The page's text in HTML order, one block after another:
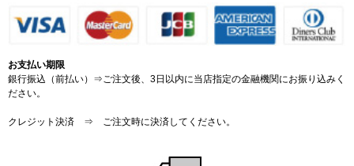
お支払い期限
銀行振込（前払い）⇒ご注文後、3日以内に当店指定の金融機関にお振り込みく
ださい。
クレジット決済 ⇒ ご注文時に決済してください。